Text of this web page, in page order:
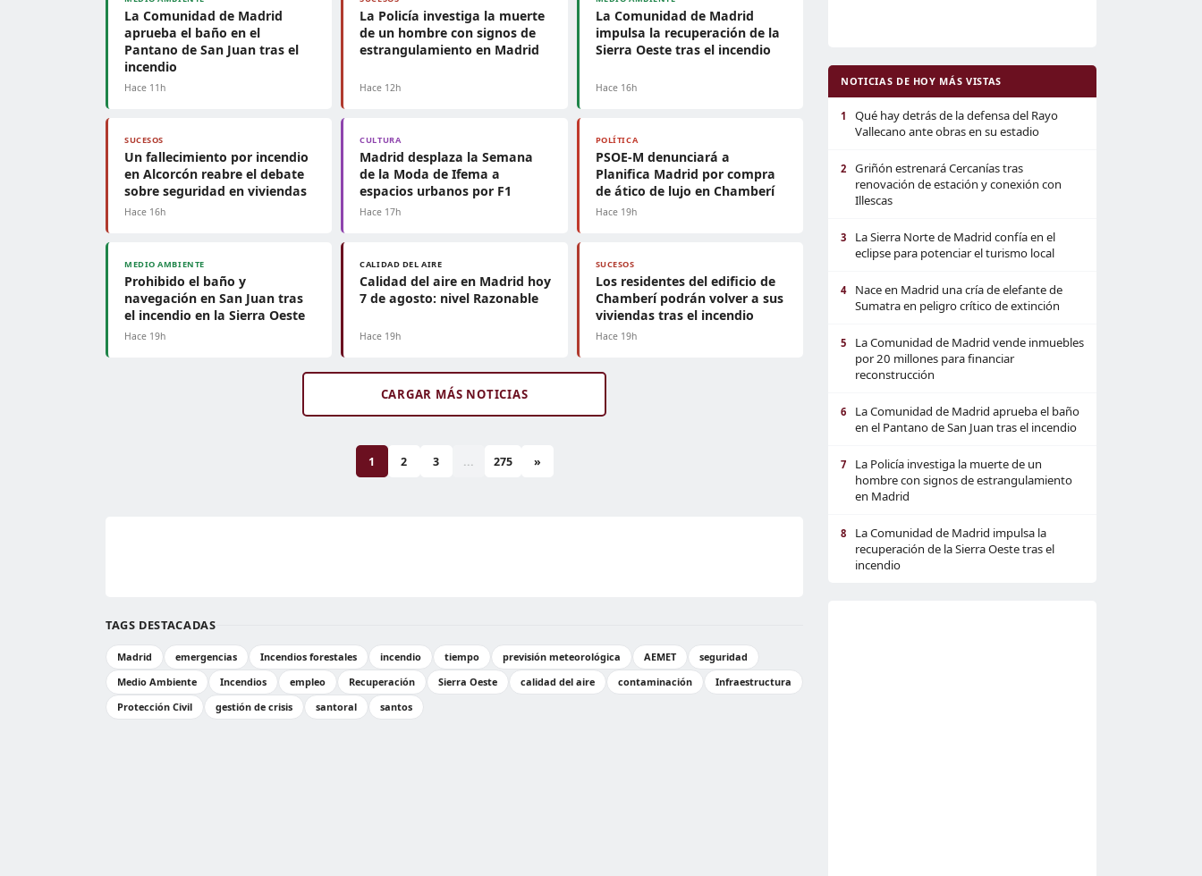
La Comunidad de Madrid
aprueba el baño en el
Pantano de San Juan tras el
incendio
Hace 11h
La Policía investiga la muerte
de un hombre con signos de
estrangulamiento en Madrid
Hace 12h
La Comunidad de Madrid
impulsa la recuperación de la
Sierra Oeste tras el incendio
Hace 16h
SUCESOS
Un fallecimiento por incendio
en Alcorcón reabre el debate
sobre seguridad en viviendas
Hace 16h
CULTURA
Madrid desplaza la Semana
de la Moda de Ifema a
espacios urbanos por F1
Hace 17h
POLÍTICA
PSOE-M denunciará a
Planifica Madrid por compra
de ático de lujo en Chamberí
Hace 19h
MEDIO AMBIENTE
Prohibido el baño y
navegación en San Juan tras
el incendio en la Sierra Oeste
Hace 19h
CALIDAD DEL AIRE
Calidad del aire en Madrid hoy
7 de agosto: nivel Razonable
Hace 19h
SUCESOS
Los residentes del edificio de
Chamberí podrán volver a sus
viviendas tras el incendio
Hace 19h
CARGAR MÁS NOTICIAS
1 2 3 ... 275 »
TAGS DESTACADAS
Madrid emergencias Incendios forestales incendio tiempo previsión meteorológica AEMET
seguridad
Medio Ambiente
Incendios empleo Recuperación Sierra Oeste calidad del aire contaminación
Infraestructura
Protección Civil
gestión de crisis santoral santos
NOTICIAS DE HOY MÁS VISTAS
1
Qué hay detrás de la defensa del Rayo
Vallecano ante obras en su estadio
2
Griñón estrenará Cercanías tras
renovación de estación y conexión con
Illescas
3
La Sierra Norte de Madrid confía en el
eclipse para potenciar el turismo local
4
Nace en Madrid una cría de elefante de
Sumatra en peligro crítico de extinción
5
La Comunidad de Madrid vende inmuebles
por 20 millones para financiar
reconstrucción
6
La Comunidad de Madrid aprueba el baño
en el Pantano de San Juan tras el incendio
7
La Policía investiga la muerte de un
hombre con signos de estrangulamiento
en Madrid
8
La Comunidad de Madrid impulsa la
recuperación de la Sierra Oeste tras el
incendio